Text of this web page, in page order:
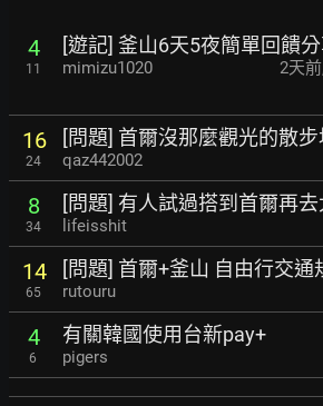
4
11
[遊記] 釜山6天5夜簡單回饋
mimizu1020 2天前
16
24
[問題] 首爾沒那麼觀光的散
qaz442002
8
34
[問題] 有人試過搭到首爾再
lifeisshit
14
65
[問題] 首爾+釜山 自由行交通
rutouru
4
6
有關韓國使用台新pay+
pigers